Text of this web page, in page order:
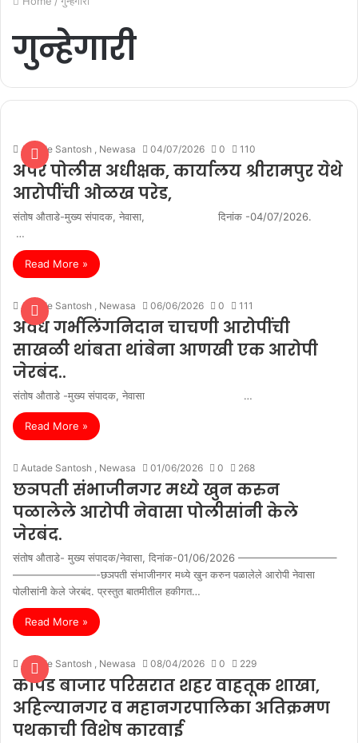
गुन्हेगारी
Autade Santosh , Newasa 04/07/2026 0 110
अपर पोलीस अधीक्षक, कार्यालय श्रीरामपुर येथे
आरोपींची ओळख परेड,
संतोष औताडे-मुख्य संपादक, नेवासा, दिनांक -04/07/2026.
…
Read More »
Autade Santosh , Newasa 06/06/2026 0 111
अवैध गर्भलिंगनिदान चाचणी आरोपींची
साखळी थांबता थांबेना आणखी एक आरोपी
जेरबंद..
संतोष औताडे -मुख्य संपादक, नेवासा …
Read More »
Autade Santosh , Newasa 01/06/2026 0 268
छञपती संभाजीनगर मध्ये खुन करुन
पळालेले आरोपी नेवासा पोलीसांनी केले
जेरबंद.
संतोष औताडे- मुख्य संपादक/नेवासा, दिनांक-01/06/2026 —————————–
————————-छञपती संभाजीनगर मध्ये खुन करुन पळालेले आरोपी नेवासा
पोलीसांनी केले जेरबंद. प्रस्तुत बातमीतील हकीगत…
Read More »
Autade Santosh , Newasa 08/04/2026 0 229
कापड बाजार परिसरात शहर वाहतूक शाखा,
अहिल्यानगर व महानगरपालिका अतिक्रमण
पथकाची विशेष कारवाई